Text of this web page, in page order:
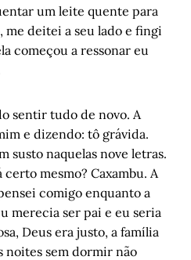
um leite quente para
deitei a seu lado e fingi
começou a ressonar eu
sentir tudo de novo. A
e dizendo: tô grávida.
susto naquelas nove letras.
mesmo? Caxambu. A
comigo enquanto a
merecia ser pai e eu seria
Deus era justo, a família
noites sem dormir não